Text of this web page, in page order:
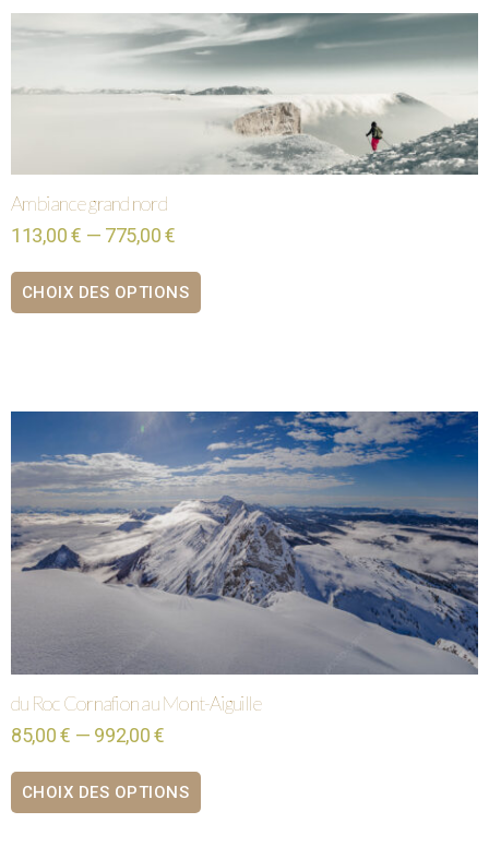
Ambiance grand nord
113,00 € — 775,00 €
CHOIX DES OPTIONS
du Roc Cornafion au Mont-Aiguille
85,00 € — 992,00 €
CHOIX DES OPTIONS